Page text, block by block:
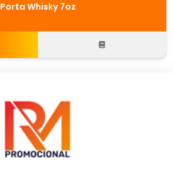
Porta Whisky 7oz